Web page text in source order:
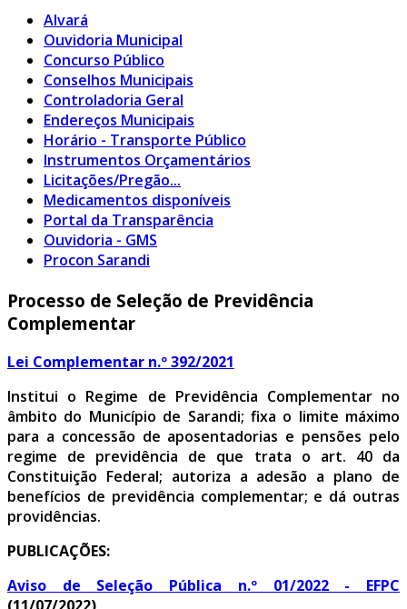
Alvará
Ouvidoria Municipal
Concurso Público
Conselhos Municipais
Controladoria Geral
Endereços Municipais
Horário - Transporte Público
Instrumentos Orçamentários
Licitações/Pregão...
Medicamentos disponíveis
Portal da Transparência
Ouvidoria - GMS
Procon Sarandi
Processo de Seleção de Previdência
Complementar
Lei Complementar n.º 392/2021
Institui o Regime de Previdência Complementar no
âmbito do Município de Sarandi; fixa o limite máximo
para a concessão de aposentadorias e pensões pelo
regime de previdência de que trata o art. 40 da
Constituição Federal; autoriza a adesão a plano de
benefícios de previdência complementar; e dá outras
providências.
PUBLICAÇÕES:
Aviso de Seleção Pública n.º 01/2022 - EFPC